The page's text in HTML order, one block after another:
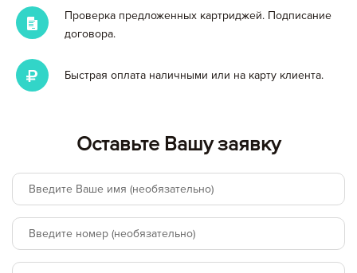
Проверка предложенных картриджей. Подписание
договора.
Быстрая оплата наличными или на карту клиента.
Оставьте Вашу заявку